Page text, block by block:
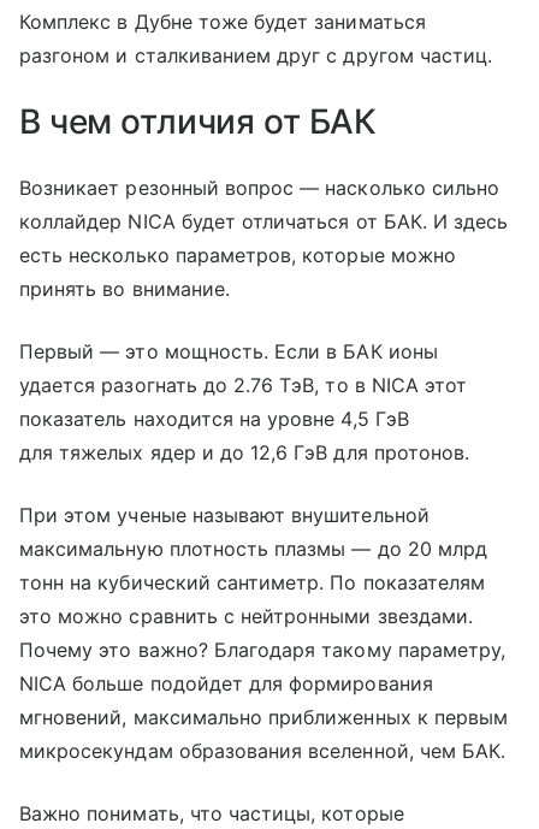
Комплекс в Дубне тоже будет заниматься
разгоном и сталкиванием друг с другом частиц.
В чем отличия от БАК
Возникает резонный вопрос — насколько сильно
коллайдер NICA будет отличаться от БАК. И здесь
есть несколько параметров, которые можно
принять во внимание.
Первый — это мощность. Если в БАК ионы
удается разогнать до 2.76 ТэВ, то в NICA этот
показатель находится на уровне 4,5 ГэВ
для тяжелых ядер и до 12,6 ГэВ для протонов.
При этом ученые называют внушительной
максимальную плотность плазмы — до 20 млрд
тонн на кубический сантиметр. По показателям
это можно сравнить с нейтронными звездами.
Почему это важно? Благодаря такому параметру,
NICA больше подойдет для формирования
мгновений, максимально приближенных к первым
микросекундам образования вселенной, чем БАК.
Важно понимать, что частицы, которые